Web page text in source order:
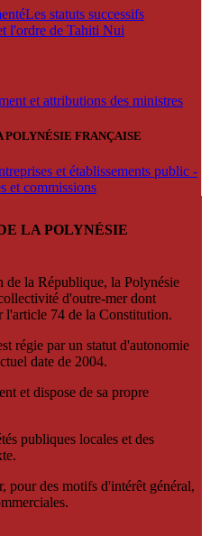
Les statuts successifs
l'ordre de Tahiti Nui
et attributions des ministres
FRANÇAISE
et établissements public -
et commissions
LA POLYNÉSIE
de la République, la Polynésie
d'outre-mer dont
l'article 74 de la Constitution.
régie par un statut d'autonomie
date de 2004.
et dispose de sa propre
publiques locales et des
pour des motifs d'intérêt général,